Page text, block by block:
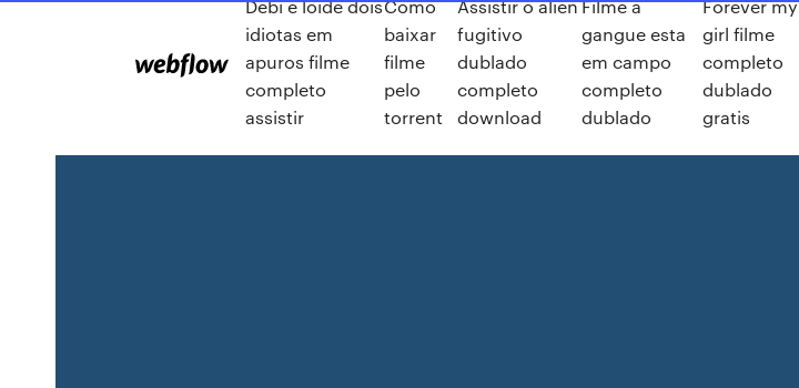
Debi e loide dois
idiotas em
apuros filme
completo
assistir
Como
baixar
filme
pelo
torrent
Assistir o alien
fugitivo
dublado
completo
download
Filme a
gangue esta
em campo
completo
dublado
Forever my
girl filme
completo
dublado
gratis